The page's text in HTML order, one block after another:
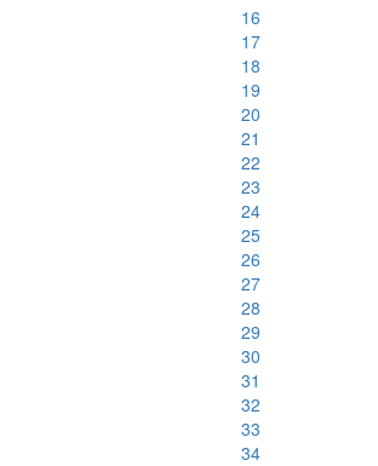
16
17
18
19
20
21
22
23
24
25
26
27
28
29
30
31
32
33
34